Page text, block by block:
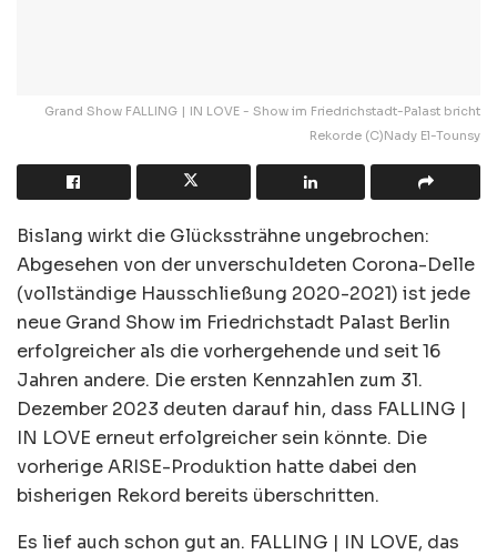
Grand Show FALLING | IN LOVE - Show im Friedrichstadt-Palast bricht
Rekorde (C)Nady El-Tounsy
Bislang wirkt die Glückssträhne ungebrochen:
Abgesehen von der unverschuldeten Corona-Delle
(vollständige Hausschließung 2020-2021) ist jede
neue Grand Show im Friedrichstadt Palast Berlin
erfolgreicher als die vorhergehende und seit 16
Jahren andere. Die ersten Kennzahlen zum 31.
Dezember 2023 deuten darauf hin, dass FALLING |
IN LOVE erneut erfolgreicher sein könnte. Die
vorherige ARISE-Produktion hatte dabei den
bisherigen Rekord bereits überschritten.
Es lief auch schon gut an. FALLING | IN LOVE, das